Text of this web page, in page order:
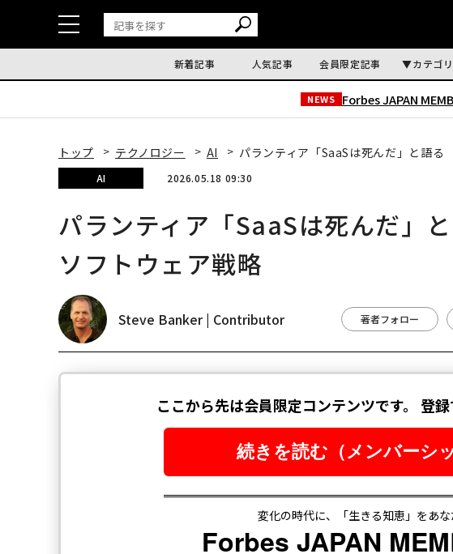
新着記事 人気記事 会員限定記事 カテゴリ
NEWS Forbes JAPAN
トップ テクノロジー AI パランティア「SaaSは死んだ」と語
AI 2026.05.18 09:30
パランティア「SaaSは死んだ」
ソフトウェア戦略
Steve Banker | Contributor 著者フォロー